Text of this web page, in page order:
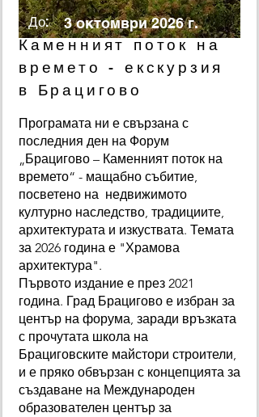
До:
3 октомври 2026 г.
Каменният поток на
времето - екскурзия
в Брацигово
Програмата ни е свързана с
последния ден на Форум
„Брацигово – Каменният поток на
времето“ - мащабно събитие,
посветено на недвижимото
културно наследство, традициите,
архитектурата и изкуствата. Темата
за 2026 година е "Храмова
архитектура".
Първото издание е през 2021
година. Град Брацигово е избран за
център на форума, заради връзката
с прочутата школа на
Брациговските майстори строители,
и е пряко обвързан с концепцията за
създаване на Международен
образователен център за